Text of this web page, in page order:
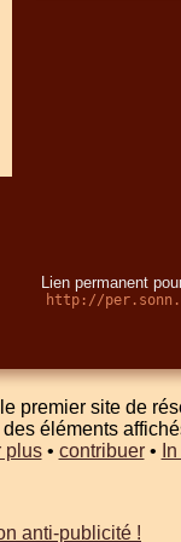
Lien permanent
http://
premier site de
éléments
plus• contribuer•
anti-publicité !